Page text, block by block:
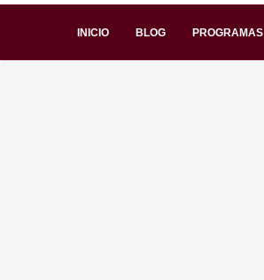
INICIO BLOG PROGRAMAS